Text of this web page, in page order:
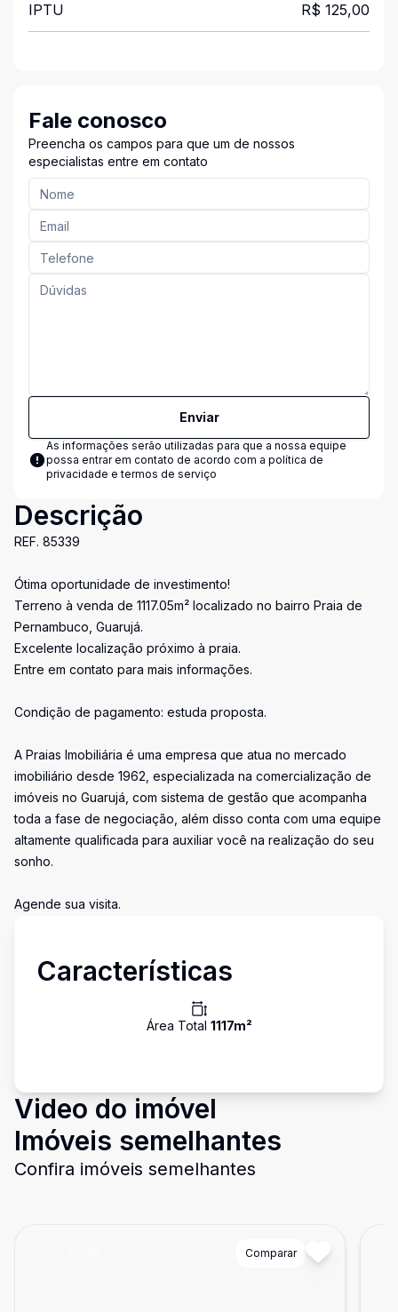
IPTU R$ 125,00
Fale conosco
Preencha os campos para que um de nossos
especialistas entre em contato
Enviar
As informações serão utilizadas para que a nossa equipe
possa entrar em contato de acordo com a política de
privacidade e termos de serviço
Descrição
REF. 85339
Ótima oportunidade de investimento!
Terreno à venda de 1117.05m² localizado no bairro Praia de
Pernambuco, Guarujá.
Excelente localização próximo à praia.
Entre em contato para mais informações.
Condição de pagamento: estuda proposta.
A Praias Imobiliária é uma empresa que atua no mercado
imobiliário desde 1962, especializada na comercialização de
imóveis no Guarujá, com sistema de gestão que acompanha
toda a fase de negociação, além disso conta com uma equipe
altamente qualificada para auxiliar você na realização do seu
sonho.
Agende sua visita.
Características
Área Total 1117m²
Video do imóvel
Imóveis semelhantes
Confira imóveis semelhantes
Comparar